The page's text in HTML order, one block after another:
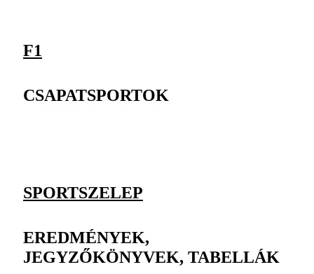
F1
CSAPATSPORTOK
SPORTSZELEP
EREDMÉNYEK,
JEGYZŐKÖNYVEK, TABELLÁK